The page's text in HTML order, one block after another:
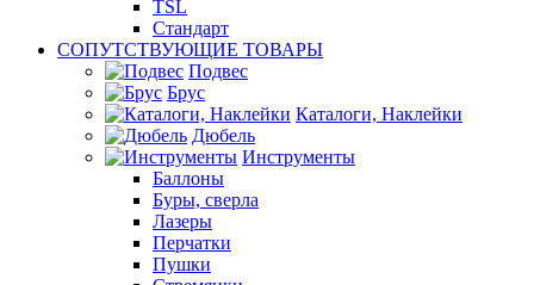
TSL
Стандарт
СОПУТСТВУЮЩИЕ ТОВАРЫ
Подвес
Брус
Каталоги, Наклейки
Дюбель
Инструменты
Баллоны
Буры, сверла
Лазеры
Перчатки
Пушки